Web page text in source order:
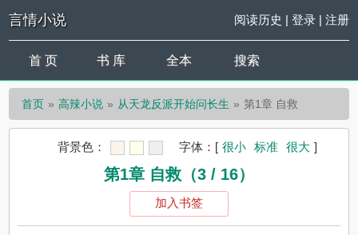
言情小说 阅读历史 | 登录| 注册
首 页 书 库 全本 搜索
首页 高辣小说 从天龙反派开始问长生 第1章 自救
背景色： 字体： [ 很小 标准 很大 ]
第1章 自救（3 / 16）
加入书签